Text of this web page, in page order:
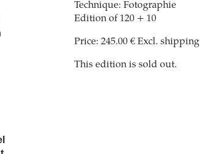
Technique: Fotographie
Edition of 120 + 10
Price: 245.00 € Excl. shipping
This edition is sold out.